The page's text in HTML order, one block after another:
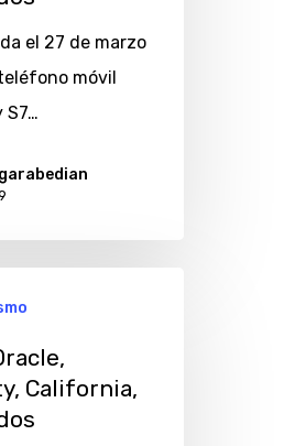
el 27 de marzo
móvil
S7…
California,